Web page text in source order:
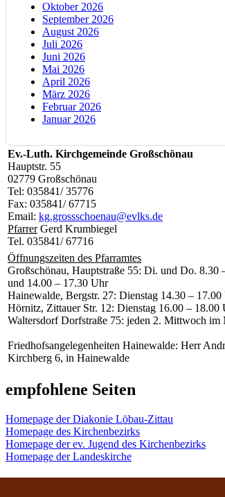
Oktober 2026
September 2026
August 2026
Juli 2026
Juni 2026
Mai 2026
April 2026
März 2026
Februar 2026
Januar 2026
Ev.-Luth. Kirchgemeinde Großschönau
Hauptstr. 55
02779 Großschönau
Tel: 035841/ 35776
Fax: 035841/ 67715
Email: kg.grossschoenau@evlks.de
PfarrerGerd Krumbiegel
Tel. 035841/ 67716
Öffnungszeiten des Pfarramtes
Großschönau, Hauptstraße 55: Di. und Do. 8.30
und 14.00 – 17.30 Uhr
Hainewalde, Bergstr. 27: Dienstag 14.30 –
Hörnitz, Zittauer Str. 12: Dienstag 16.00 – 18.00
Waltersdorf Dorfstraße 75: jeden 2. Mittwoch
Friedhofsangelegenheiten Hainewalde: Herr
Kirchberg 6, in Hainewalde
empfohlene Seiten
Homepage der Diakonie Löbau-Zittau
Homepage des Kirchenbezirks
Homepage der ev. Jugend des Kirchenbezirks
Homepage der Landeskirche